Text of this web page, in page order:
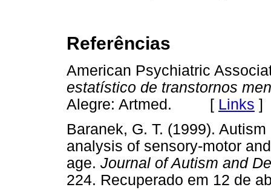
Referências
American Psychiatric
estatístico de transtornos
Alegre: Artmed. [ Links ]
Baranek, G. T. (1999).
analysis of sensory-motor
age. Journal of Autism and
224. Recuperado em 12 de